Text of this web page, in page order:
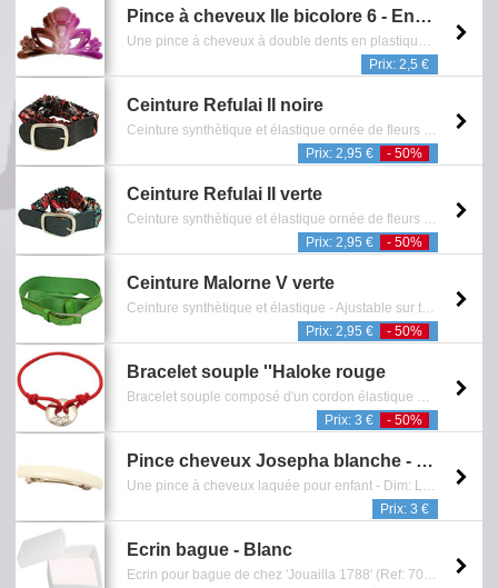
Pince à cheveux Île bicolore 6 - Enfant
Une pince à cheveux à double dents en plastique grenat et violette pour enfant ornée de fleurs - Sans Nickel - Reference: 0902.038.1007
Prix: 2,5 €
Ceinture Refulai II noire
Ceinture synthètique et élastique ornée de fleurs - Ajustable sur cinq hauteurs différentes - Dim.: L80 x H5 (Centimètres) - Reference: 1401.159.0412
Prix: 2,95 €
- 50%
Ceinture Refulai II verte
Ceinture synthètique et élastique ornée de fleurs - Ajustable sur cinq hauteurs différentes - Dim.: L80 x H5 (Centimètres) - Reference: 1401.158.0412
Prix: 2,95 €
- 50%
Ceinture Malorne V verte
Ceinture synthètique et élastique - Ajustable sur trois hauteurs différentes - Dim.: L90 x H4 (Centimètres) - Reference: 1401.161.0412
Prix: 2,95 €
- 50%
Bracelet souple ''Haloke rouge
Bracelet souple composé d'un cordon élastique et d'un pendentif en forme d'anneau incrusté de cristaux blancs - Sans Nickel - Reference: 0601.389.0308
Prix: 3 €
- 50%
Pince cheveux Josepha blanche - Enfant
Une pince à cheveux laquée pour enfant - Dim: L5 cm - Sans Nickel - Reference: 0902.414.0810
Prix: 3 €
Ecrin bague - Blanc
Ecrin pour bague de chez 'Jouailla 1788' (Ref: 701 933) en plastique blanc mat/brillant - Dimensions: 4.5 x 4.5 x 3.2 cm - intérieur mousse blanche - Reference: 0901.314.1112